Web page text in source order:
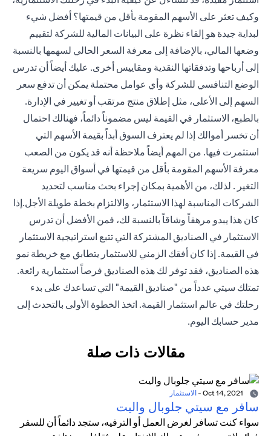
وكيف تعثر على الأسهم المقومة بأقل من قيمتها؟ أفضل شيء
لبداية جيدة هو إلقاء نظرة على البيانات المالية للشركة لتقييم
وضعها المالي، بالإضافة إلى معرفة السعر الحالي لسهمها بالنسبة
إلى أرباحها وتدفقاتها النقدية ومقاييس أخرى. عليك أيضاً أن تدرس
الوضع التنافسي للشركة وأي عوامل محتملة يمكن أن تدفع سعر
السهم إلى الأعلى، مثل إطلاق منتج مرتقب أو تغيير في الإدارة.
بالطبع، الاستثمار في القيمة ليس مضموناً دائماً، فهنالك احتمال
أن تخسر أموالك إذا لم يعترف السوق أبداً بقيمة الأسهم التي
استثمرت فيها. من المهم أيضاً ملاحظة أنه قد يكون من الصعب
معرفة الأسهم المقومة بأقل من قيمتها في أسواق اليوم سريعة
التغير . لذلك، من الأهمية بمكان إجراء بحث مناسب لتحديد
الشركات المناسبة لهذا الاستثمار، والالتزام بخطة طويلة الأجل.إذا
كان هذا يبدو مرهقاً وشاقاً بالنسبة لك، فمن الأفضل أن تدرس
الاستثمار في الصناديق المشتركة التي تتبع استراتيجية الاستثمار
في القيمة. إذا كان أفقك الزمني للاستثمار يتطابق مع خريطة نمو
هذه الصناديق، فقد توفر لك هذه الصناديق فرصاً استثمارية رائعة.
تمتلك سيتي عدداً من "صناديق القيمة" التي تساعدك على بدء
رحلتك في عالم استثمار القيمة. اتخذ الخطوة الأولى بالتحدث إلى
مدير حسابك اليوم.
مقالات ذات صلة
- الاستثمار
سافر مع سيتي جلوبال واليت
سواء كنت تسافر لغرض العمل أو الترفيه، ستجد دائماً أن للسفر